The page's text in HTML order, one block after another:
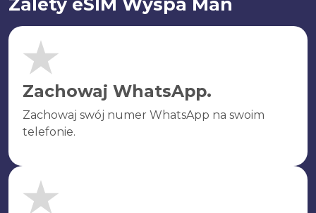
Zalety eSIM Wyspa Man
Zachowaj WhatsApp.
Zachowaj swój numer WhatsApp na swoim
telefonie.